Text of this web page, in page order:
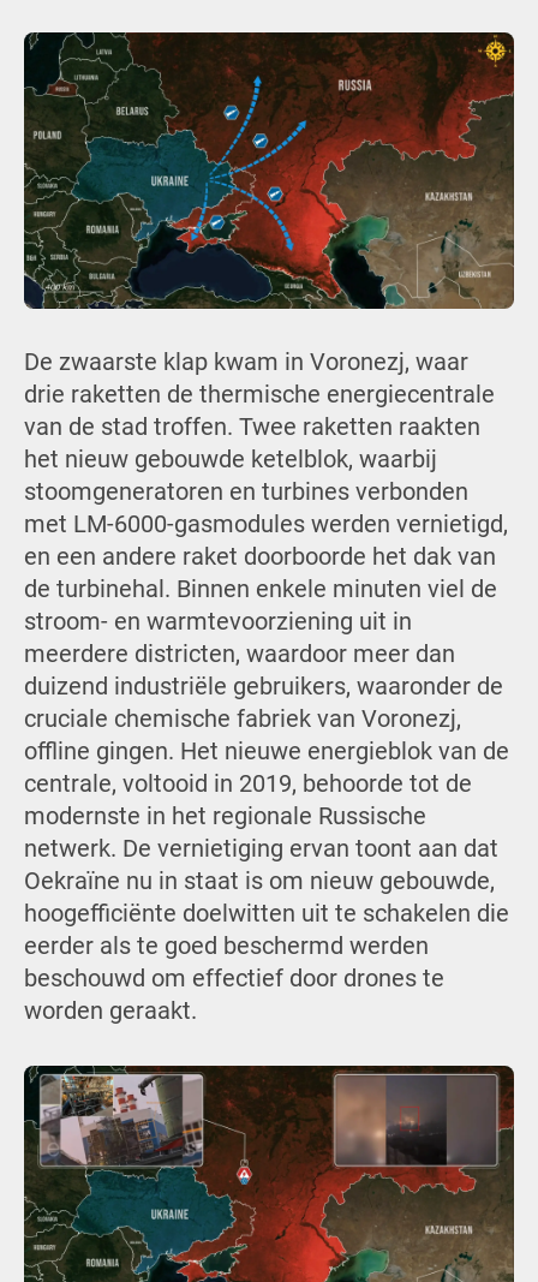
De zwaarste klap kwam in Voronezj, waar
drie raketten de thermische energiecentrale
van de stad troffen. Twee raketten raakten
het nieuw gebouwde ketelblok, waarbij
stoomgeneratoren en turbines verbonden
met LM-6000-gasmodules werden vernietigd,
en een andere raket doorboorde het dak van
de turbinehal. Binnen enkele minuten viel de
stroom- en warmtevoorziening uit in
meerdere districten, waardoor meer dan
duizend industriële gebruikers, waaronder de
cruciale chemische fabriek van Voronezj,
offline gingen. Het nieuwe energieblok van de
centrale, voltooid in 2019, behoorde tot de
modernste in het regionale Russische
netwerk. De vernietiging ervan toont aan dat
Oekraïne nu in staat is om nieuw gebouwde,
hoogefficiënte doelwitten uit te schakelen die
eerder als te goed beschermd werden
beschouwd om effectief door drones te
worden geraakt.